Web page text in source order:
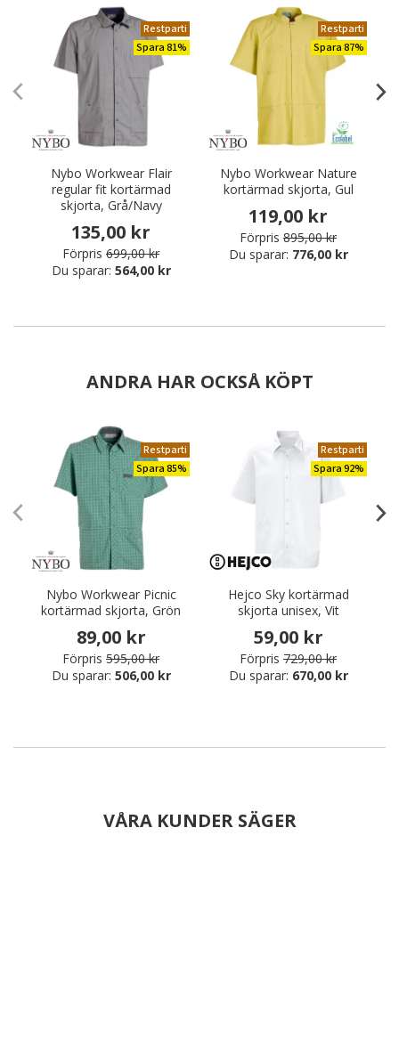
Restparti
Spara 81%
Nybo Workwear Flair
regular fit kortärmad
skjorta, Grå/Navy
135,00 kr
Förpris 699,00 kr
Du sparar: 564,00 kr
Restparti
Spara 87%
Nybo Workwear Nature
kortärmad skjorta, Gul
119,00 kr
Förpris 895,00 kr
Du sparar: 776,00 kr
ANDRA HAR OCKSÅ KÖPT
Restparti
Spara 85%
Nybo Workwear Picnic
kortärmad skjorta, Grön
89,00 kr
Förpris 595,00 kr
Du sparar: 506,00 kr
Restparti
Spara 92%
Hejco Sky kortärmad
skjorta unisex, Vit
59,00 kr
Förpris 729,00 kr
Du sparar: 670,00 kr
VÅRA KUNDER SÄGER